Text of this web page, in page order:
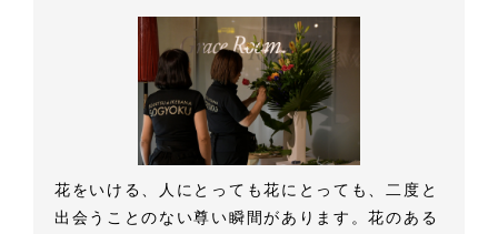
花をいける、人にとっても花にとっても、二度と
出会うことのない尊い瞬間があります。花のある